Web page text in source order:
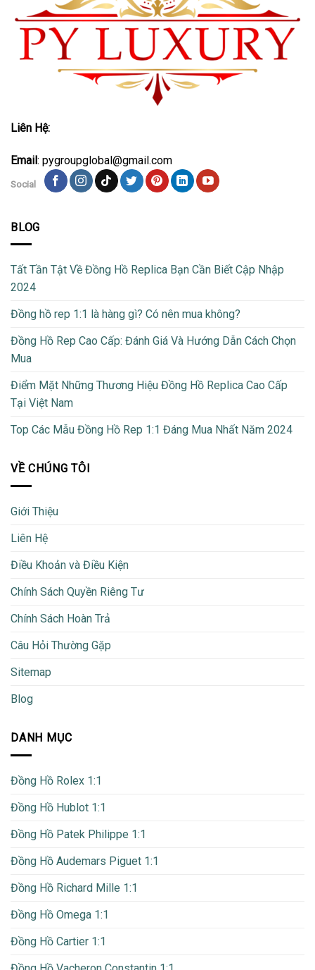
Liên Hệ:
Email: pygroupglobal@gmail.com
Social
BLOG
Tất Tần Tật Về Đồng Hồ Replica Bạn Cần Biết Cập Nhập
2024
Đồng hồ rep 1:1 là hàng gì? Có nên mua không?
Đồng Hồ Rep Cao Cấp: Đánh Giá Và Hướng Dẫn Cách Chọn
Mua
Điểm Mặt Những Thương Hiệu Đồng Hồ Replica Cao Cấp
Tại Việt Nam
Top Các Mẫu Đồng Hồ Rep 1:1 Đáng Mua Nhất Năm 2024
VỀ CHÚNG TÔI
Giới Thiệu
Liên Hệ
Điều Khoản và Điều Kiện
Chính Sách Quyền Riêng Tư
Chính Sách Hoàn Trả
Câu Hỏi Thường Gặp
Sitemap
Blog
DANH MỤC
Đồng Hồ Rolex 1:1
Đồng Hồ Hublot 1:1
Đồng Hồ Patek Philippe 1:1
Đồng Hồ Audemars Piguet 1:1
Đồng Hồ Richard Mille 1:1
Đồng Hồ Omega 1:1
Đồng Hồ Cartier 1:1